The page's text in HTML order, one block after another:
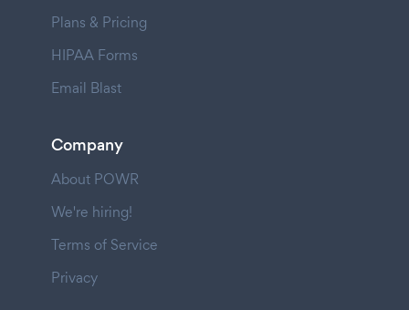
Plans & Pricing
HIPAA Forms
Email Blast
Company
About POWR
We're hiring!
Terms of Service
Privacy